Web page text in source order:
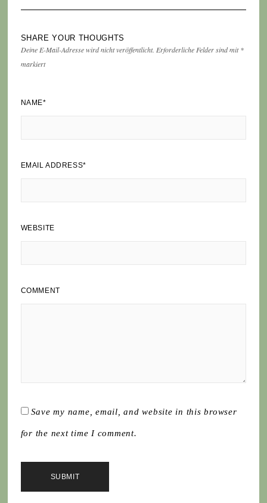
SHARE YOUR THOUGHTS
Deine E-Mail-Adresse wird nicht veröffentlicht. Erforderliche Felder sind mit*
markiert
NAME*
EMAIL ADDRESS*
WEBSITE
COMMENT
Save my name, email, and website in this browser
for the next time I comment.